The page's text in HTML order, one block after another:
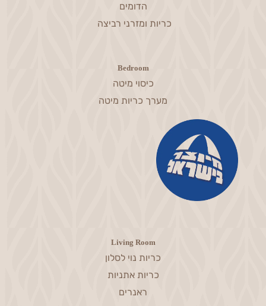
הדומים
כריות ומזרני רביצה
Bedroom
כיסוי מיטה
מערך כריות מיטה
Living Room
כריות נוי לסלון
כריות אתניות
ראנרים